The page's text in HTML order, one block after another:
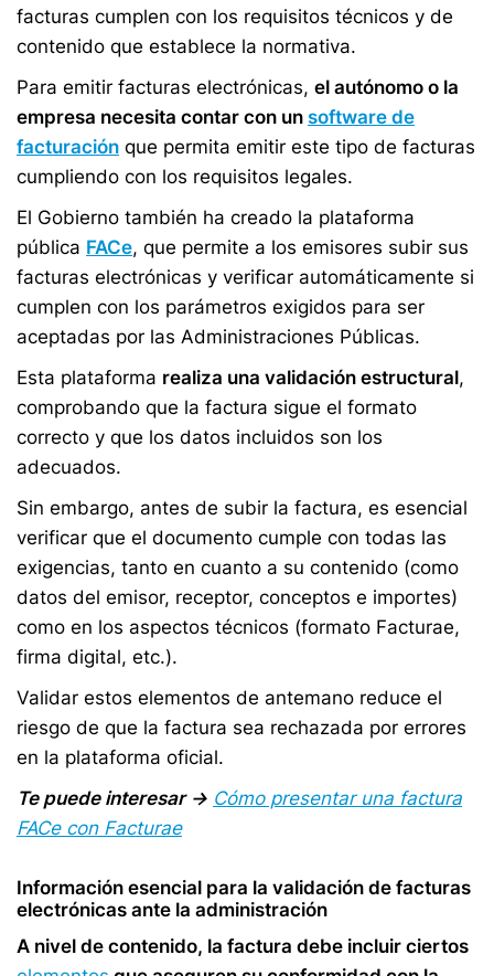
facturas cumplen con los requisitos técnicos y de
contenido que establece la normativa.
Para emitir facturas electrónicas, el autónomo o la
empresa necesita contar con un software de
facturación que permita emitir este tipo de facturas
cumpliendo con los requisitos legales.
El Gobierno también ha creado la plataforma
pública FACe, que permite a los emisores subir sus
facturas electrónicas y verificar automáticamente si
cumplen con los parámetros exigidos para ser
aceptadas por las Administraciones Públicas.
Esta plataforma realiza una validación estructural,
comprobando que la factura sigue el formato
correcto y que los datos incluidos son los
adecuados.
Sin embargo, antes de subir la factura, es esencial
verificar que el documento cumple con todas las
exigencias, tanto en cuanto a su contenido (como
datos del emisor, receptor, conceptos e importes)
como en los aspectos técnicos (formato Facturae,
firma digital, etc.).
Validar estos elementos de antemano reduce el
riesgo de que la factura sea rechazada por errores
en la plataforma oficial.
Te puede interesar → Cómo presentar una factura
FACe con Facturae
Información esencial para la validación de facturas
electrónicas ante la administración
A nivel de contenido, la factura debe incluir ciertos